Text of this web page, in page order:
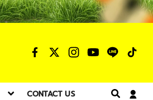
CONTACT US